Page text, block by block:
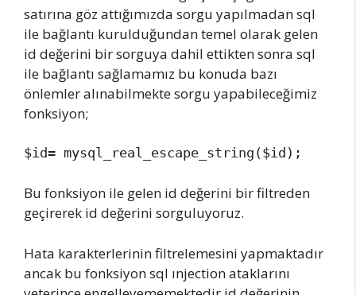
satırına göz attığımızda sorgu yapılmadan sql
ile bağlantı kurulduğundan temel olarak gelen
id değerini bir sorguya dahil ettikten sonra sql
ile bağlantı sağlamamız bu konuda bazı
önlemler alınabilmekte sorgu yapabileceğimiz
fonksiyon;
$id= mysql_real_escape_string($id);
Bu fonksiyon ile gelen id değerini bir filtreden
geçirerek id değerini sorguluyoruz.
Hata karakterlerinin filtrelemesini yapmaktadır
ancak bu fonksiyon sql ınjection ataklarını